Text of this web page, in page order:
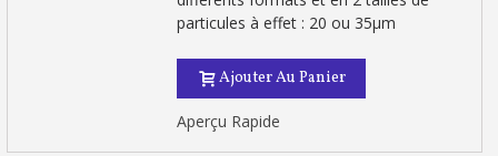
particules à effet : 20 ou 35µm
Ajouter Au Panier
Aperçu Rapide